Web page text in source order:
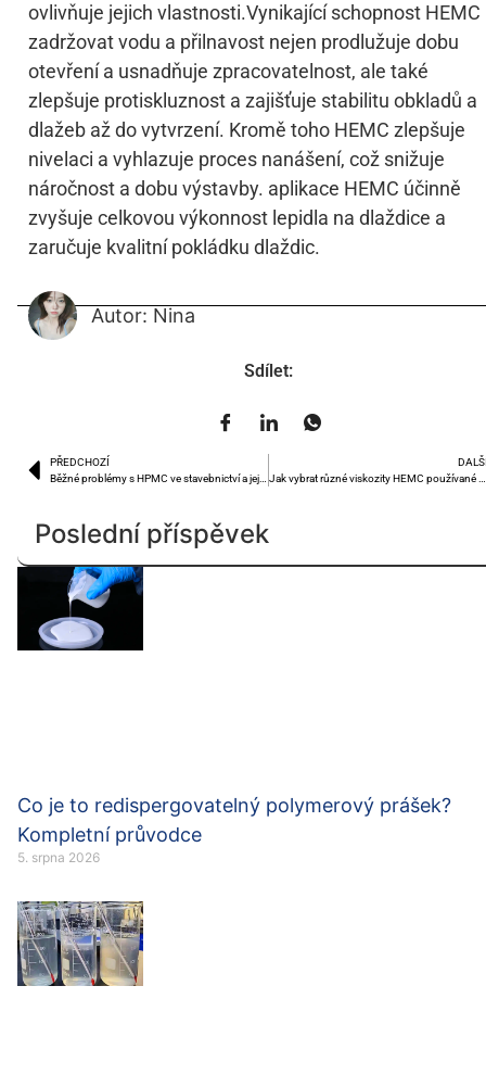
ovlivňuje jejich vlastnosti.Vynikající schopnost HEMC
zadržovat vodu a přilnavost nejen prodlužuje dobu
otevření a usnadňuje zpracovatelnost, ale také
zlepšuje protiskluznost a zajišťuje stabilitu obkladů a
dlažeb až do vytvrzení. Kromě toho HEMC zlepšuje
nivelaci a vyhlazuje proces nanášení, což snižuje
náročnost a dobu výstavby. aplikace HEMC účinně
zvyšuje celkovou výkonnost lepidla na dlaždice a
zaručuje kvalitní pokládku dlaždic.
Autor: Nina
Sdílet:
PŘEDCHOZÍ
Poslední příspěvek
Co je to redispergovatelný polymerový prášek?
Kompletní průvodce
5. srpna 2026